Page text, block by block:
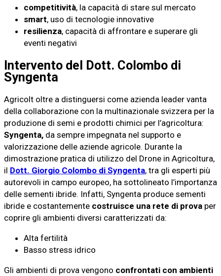
competitività, la capacità di stare sul mercato
smart, uso di tecnologie innovative
resilienza, capacità di affrontare e superare gli
eventi negativi
Intervento del Dott. Colombo di
Syngenta
Agricolt oltre a distinguersi come azienda leader vanta
della collaborazione con la multinazionale svizzera per la
produzione di semi e prodotti chimici per l’agricoltura:
Syngenta, da sempre impegnata nel supporto e
valorizzazione delle aziende agricole. Durante la
dimostrazione pratica di utilizzo del Drone in Agricoltura,
il Dott. Giorgio Colombo di Syngenta, tra gli esperti più
autorevoli in campo europeo, ha sottolineato l’importanza
delle sementi ibride. Infatti, Syngenta produce sementi
ibride e costantemente costruisce una rete di prova per
coprire gli ambienti diversi caratterizzati da:
Alta fertilità
Basso stress idrico
Gli ambienti di prova vengono confrontati con ambienti